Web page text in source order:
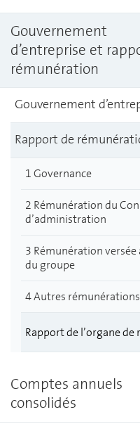
Gouvernement
d’entreprise et
rémunération
Gouvernement
Rapport de
1 Governance
2 Rémunération du
d’administration
3 Rémunération versée
du groupe
4 Autres rémunérations
Rapport de l’organe de
Comptes annuels
consolidés